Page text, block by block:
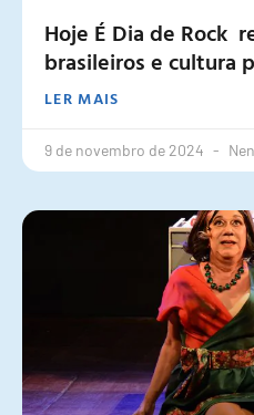
Hoje É Dia de Rock
brasileiros e cultura
LER MAIS
9 de novembro de 2024